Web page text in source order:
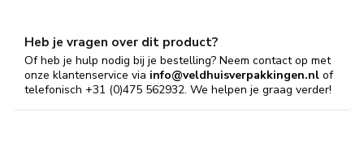
Heb je vragen over dit product?
Of heb je hulp nodig bij je bestelling? Neem contact op met
onze klantenservice via info@veldhuisverpakkingen.nl of
telefonisch +31 (0)475 562932. We helpen je graag verder!